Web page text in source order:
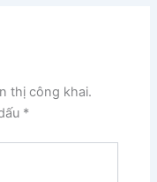
thị công khai.
*